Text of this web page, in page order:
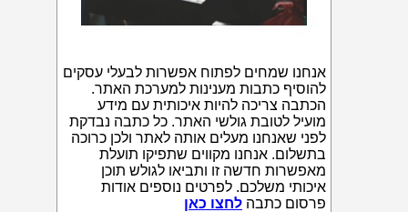
אנחנו שמחים לפתוח אפשרות לבעלי עסקים
להוסיף כתבות מענינות למערכת האתר.
הכתבה צריכה להיות איכותית עם מידע
מועיל לטובת גולשי האתר. כל כתבה נבדקת
לפני שאנחנו מעלים אותה לאתר ולכן כרוכה
בתשלום. אנחנו מקווים שתפיקו תועלת
מאפשרות חדשה זו ותביאו לגולש תוכן
איכותי משלכם. לפרטים נוספים אודות
פרסום כתבה לחצו כאן